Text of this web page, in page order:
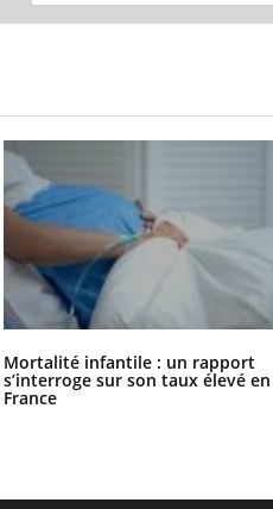
Mortalité infantile : un rapport
s’interroge sur son taux élevé en
France